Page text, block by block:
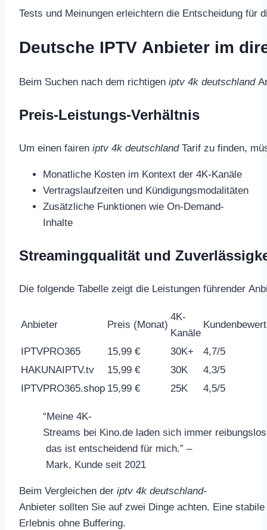
Tests und Meinungen erleichtern die Entscheidung für
Deutsche IPTV Anbieter im
Beim Suchen nach dem richtigen iptv 4k deutschland
Preis-Leistungs-Verhältnis
Um einen fairen iptv 4k deutschlandTarif zu finden,
Monatliche Kosten im Kontext der 4K-Kanäle
Vertragslaufzeiten und Kündigungsmodalitäten
Zusätzliche Funktionen wie On-Demand-
Inhalte
Streamingqualität und
Die folgende Tabelle zeigt die Leistungen führender
Anbieter Preis (Monat)
4K-
Kanäle
IPTVPRO365 15,99 € 30K+
4,7/5
HAKUNAIPTV.tv
15,99 € 30K
4,3/5
IPTVPRO365.shop 15,99 € 25K 4,5/5
“Meine 4K-
Streams bei Kino.de laden sich immer
das ist entscheidend für mich.” –
Mark, Kunde seit 2021
Beim Vergleichen der iptv 4k deutschland-
Anbieter sollten Sie auf zwei Dinge achten. Eine
Erlebnis ohne Buffering.